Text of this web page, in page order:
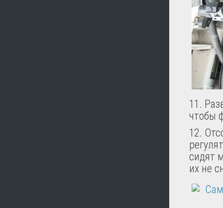
11.
чтобы
12.
сидят
их не